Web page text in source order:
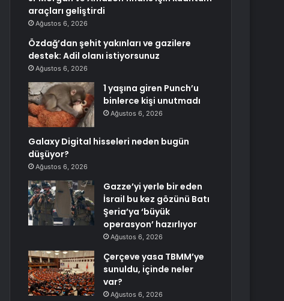
araçları geliştirdi
Ağustos 6, 2026
Özdağ’dan şehit yakınları ve gazilere
destek: Adil olanı istiyorsunuz
Ağustos 6, 2026
1 yaşına giren Punch’u
binlerce kişi unutmadı
Ağustos 6, 2026
Galaxy Digital hisseleri neden bugün
düşüyor?
Ağustos 6, 2026
Gazze’yi yerle bir eden
İsrail bu kez gözünü Batı
Şeria’ya ‘büyük
operasyon’ hazırlıyor
Ağustos 6, 2026
Çerçeve yasa TBMM’ye
sunuldu, içinde neler
var?
Ağustos 6, 2026